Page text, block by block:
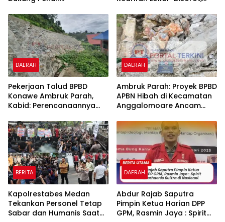
Pesisir di Tiga Kelurahan
Didesak Panggil dan
Periksa PPK Bersama
Kontraktor Pelaksana
DAERAH
Pekerjaan Talud BPBD
Konawe Ambruk Parah,
Kabid: Perencanaannya
“Kearifan Lokal”
DAERAH
Ambruk Parah: Proyek BPBD
APBN Hibah di Kecamatan
Anggalomoare Ancam
BERITA
Kapolrestabes Medan
Tekankan Personel Tetap
Sabar dan Humanis Saat
DAERAH
‎‎Abdur Rajab Saputra
Pimpin Ketua Harian DPP
GPM, Rasmin Jaya : Spirit